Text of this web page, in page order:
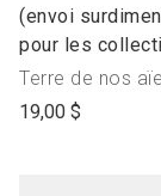
open
product
name
(envoi
pour les
Nom
de
Terre de nos
19,00 $